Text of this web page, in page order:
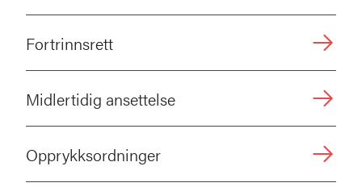
Fortrinnsrett
Midlertidig ansettelse
Opprykksordninger